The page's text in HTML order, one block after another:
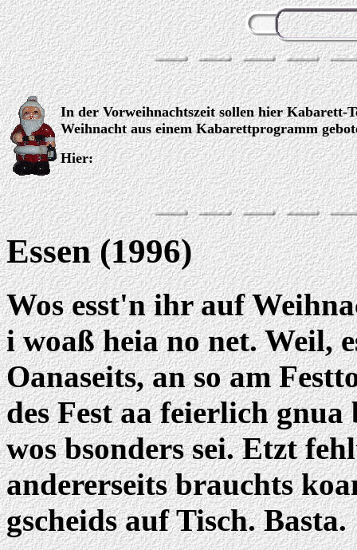
In der Vorweihnachtszeit sollen hier Kabarett-
Weihnacht aus einem Kabarettprogramm
Hier:
Essen (1996)
Wos esst'n ihr auf
i woaß heia no net. Weil,
Oanaseits, an so am
des Fest aa feierlich
wos bsonders sei. Etzt
andererseits brauchts
gscheids auf Tisch. Basta.